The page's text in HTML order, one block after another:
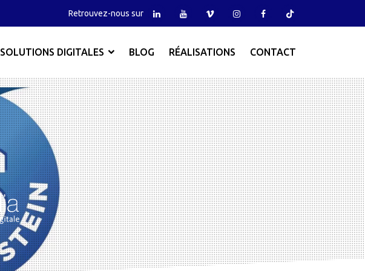
Retrouvez-nous sur
SOLUTIONS DIGITALES BLOG RÉALISATIONS CONTACT